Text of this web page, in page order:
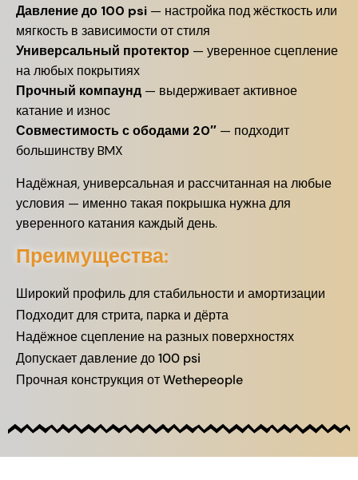
Давление до 100 psi — настройка под жёсткость или
мягкость в зависимости от стиля
Универсальный протектор — уверенное сцепление
на любых покрытиях
Прочный компаунд — выдерживает активное
катание и износ
Совместимость с ободами 20″ — подходит
большинству BMX
Надёжная, универсальная и рассчитанная на любые
условия — именно такая покрышка нужна для
уверенного катания каждый день.
Преимущества:
Широкий профиль для стабильности и амортизации
Подходит для стрита, парка и дёрта
Надёжное сцепление на разных поверхностях
Допускает давление до 100 psi
Прочная конструкция от Wethepeople